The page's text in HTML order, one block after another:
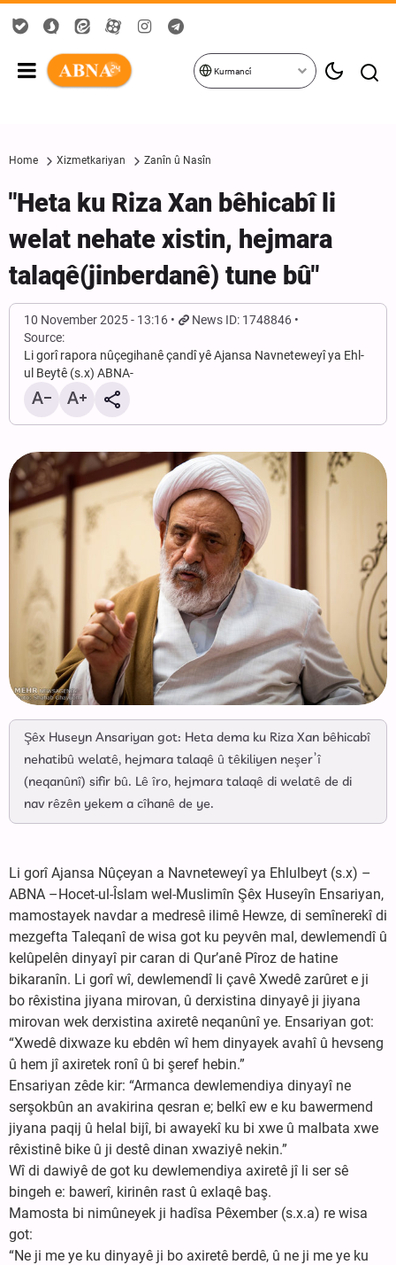
Kurmancî
Home Xizmetkariyan Zanîn û Nasîn
"Heta ku Riza Xan bêhicabî li
welat nehate xistin, hejmara
talaqê(jinberdanê) tune bû"
10 November 2025 - 13:16
News ID: 1748846
Source:
Li gorî rapora nûçegihanê çandî yê Ajansa Navneteweyî ya Ehl-
ul Beytê (s.x) ABNA-
Şêx Huseyn Ansariyan got: Heta dema ku Riza Xan bêhicabî
nehatibû welatê, hejmara talaqê û têkiliyen neşer’î
(neqanûnî) sifir bû. Lê îro, hejmara talaqê di welatê de di
nav rêzên yekem a cîhanê de ye.
Li gorî Ajansa Nûçeyan a Navneteweyî ya Ehlulbeyt (s.x) –
ABNA –Hocet-ul-Îslam wel-Muslimîn Şêx Huseyîn Ensariyan,
mamostayek navdar a medresê ilimê Hewze, di semînerekî di
mezgefta Taleqanî de wisa got ku peyvên mal, dewlemendî û
kelûpelên dinyayî pir caran di Qur’anê Pîroz de hatine
bikaranîn. Li gorî wî, dewlemendî li çavê Xwedê zarûret e ji
bo rêxistina jiyana mirovan, û derxistina dinyayê ji jiyana
mirovan wek derxistina axiretê neqanûnî ye. Ensariyan got:
“Xwedê dixwaze ku ebdên wî hem dinyayek avahî û hevseng
û hem jî axiretek ronî û bi şeref hebin.”
Ensariyan zêde kir: “Armanca dewlemendiya dinyayî ne
serşokbûn an avakirina qesran e; belkî ew e ku bawermend
jiyana paqij û helal bijî, bi awayekî ku bi xwe û malbata xwe
rêxistinê bike û ji destê dinan xwaziyê nekin.”
Wî di dawiyê de got ku dewlemendiya axiretê jî li ser sê
bingeh e: bawerî, kirinên rast û exlaqê baş.
Mamosta bi nimûneyek ji hadîsa Pêxember (s.x.a) re wisa
got:
“Ne ji me ye ku dinyayê ji bo axiretê berdê, û ne ji me ye ku